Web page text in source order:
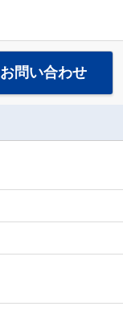
お問い合わせ